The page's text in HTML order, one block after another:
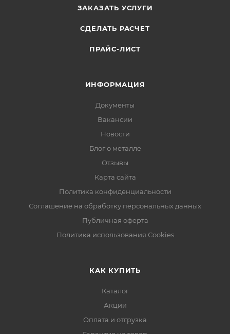
ЗАКАЗАТЬ УСЛУГИ
СДЕЛАТЬ РАСЧЕТ
ПРАЙС-ЛИСТ
ИНФОРМАЦИЯ
Документы
Вакансии
Новости
Блог о металле
Отзывы
Карта сайта
Политика конфиденциальности
Соглашение на обработку персональных данных
Публичная оферта
Политика использования Cookies
КАК КУПИТЬ
Каталог
Акции
Оплата и отгрузка